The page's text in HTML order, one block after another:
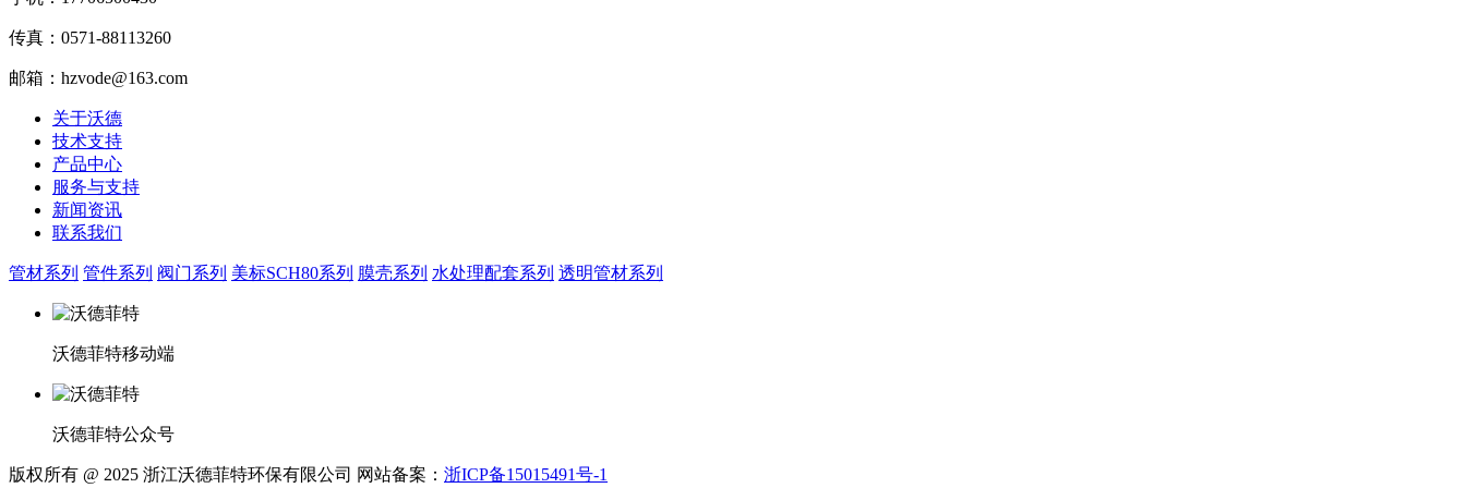
传真：0571-88113260
邮箱：hzvode@163.com
关于沃德
技术支持
产品中心
服务与支持
新闻资讯
联系我们
管材系列 管件系列 阀门系列 美标SCH80系列 膜壳系列 水处理配套系列 透明管材系列
沃德菲特移动端
沃德菲特公众号
版权所有 @ 2025 浙江沃德菲特环保有限公司 网站备案： 浙ICP备15015491号-1